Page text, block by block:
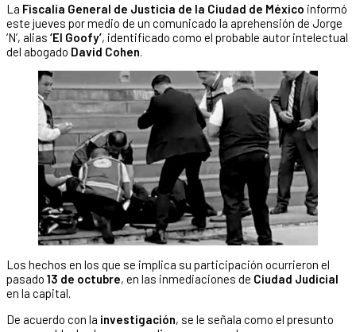
La Fiscalía General de Justicia de la Ciudad de México informó
este jueves por medio de un comunicado la aprehensión de Jorge
‘N’, alias ‘El Goofy’, identificado como el probable autor intelectual
del abogado David Cohen.
Los hechos en los que se implica su participación ocurrieron el
pasado 13 de octubre, en las inmediaciones de Ciudad Judicial
en la capital.
De acuerdo con la investigación, se le señala como el presunto